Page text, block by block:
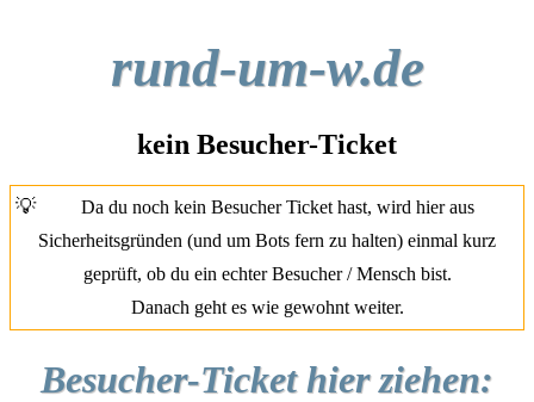
rund-um-w.de
kein Besucher-Ticket
💡
Da du noch kein Besucher Ticket hast, wird hier aus
Sicherheitsgründen (und um Bots fern zu halten) einmal kurz
geprüft, ob du ein echter Besucher / Mensch bist.
Danach geht es wie gewohnt weiter.
Besucher-Ticket hier ziehen: